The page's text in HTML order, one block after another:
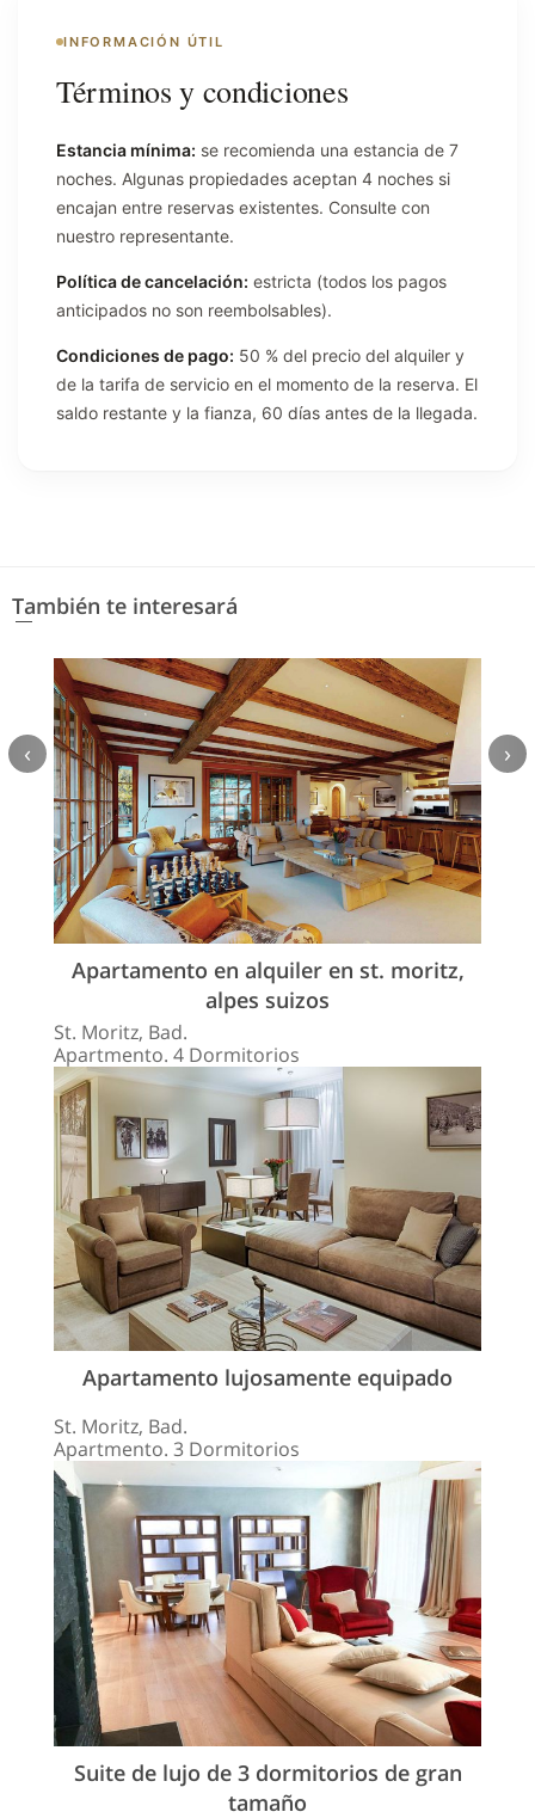
INFORMACIÓN ÚTIL
Términos y condiciones
Estancia mínima: se recomienda una estancia de 7
noches. Algunas propiedades aceptan 4 noches si
encajan entre reservas existentes. Consulte con
nuestro representante.
Política de cancelación: estricta (todos los pagos
anticipados no son reembolsables).
Condiciones de pago: 50 % del precio del alquiler y
de la tarifa de servicio en el momento de la reserva. El
saldo restante y la fianza, 60 días antes de la llegada.
También te interesará
Apartamento en alquiler en st. moritz,
alpes suizos
St. Moritz, Bad.
Apartmento. 4 Dormitorios
Apartamento lujosamente equipado
St. Moritz, Bad.
Apartmento. 3 Dormitorios
Suite de lujo de 3 dormitorios de gran
tamaño
‹ ›